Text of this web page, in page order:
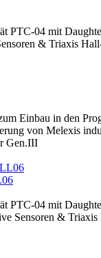
PTC-04 mit
& Triaxis
Einbau in den
von Melexis
Gen.III
PTC-04 mit
Sensoren & Triaxis